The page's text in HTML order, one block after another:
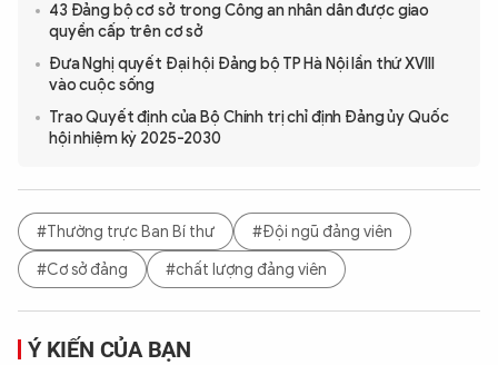
43 Đảng bộ cơ sở trong Công an nhân dân được giao
quyền cấp trên cơ sở
Đưa Nghị quyết Đại hội Đảng bộ TP Hà Nội lần thứ XVIII
vào cuộc sống
Trao Quyết định của Bộ Chính trị chỉ định Đảng ủy Quốc
hội nhiệm kỳ 2025-2030
#Thường trực Ban Bí thư
#Đội ngũ đảng viên
#Cơ sở đảng
#chất lượng đảng viên
Ý KIẾN CỦA BẠN